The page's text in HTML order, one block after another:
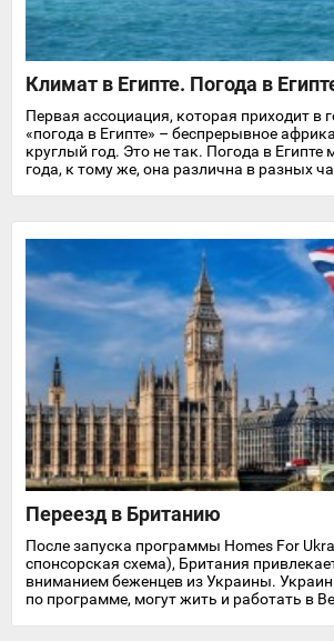
Климат в Египте. Погода в
Первая ассоциация, которая приходит в
«погода в Египте» – беспрерывное
круглый год. Это не так. Погода в Египте
года, к тому же, она различна в разных
популярных курортах Красного моря.
Переезд в Британию
После запуска программы Homes For
спонсорская схема), Британия
вниманием беженцев из Украины.
по программе, могут жить и работать в